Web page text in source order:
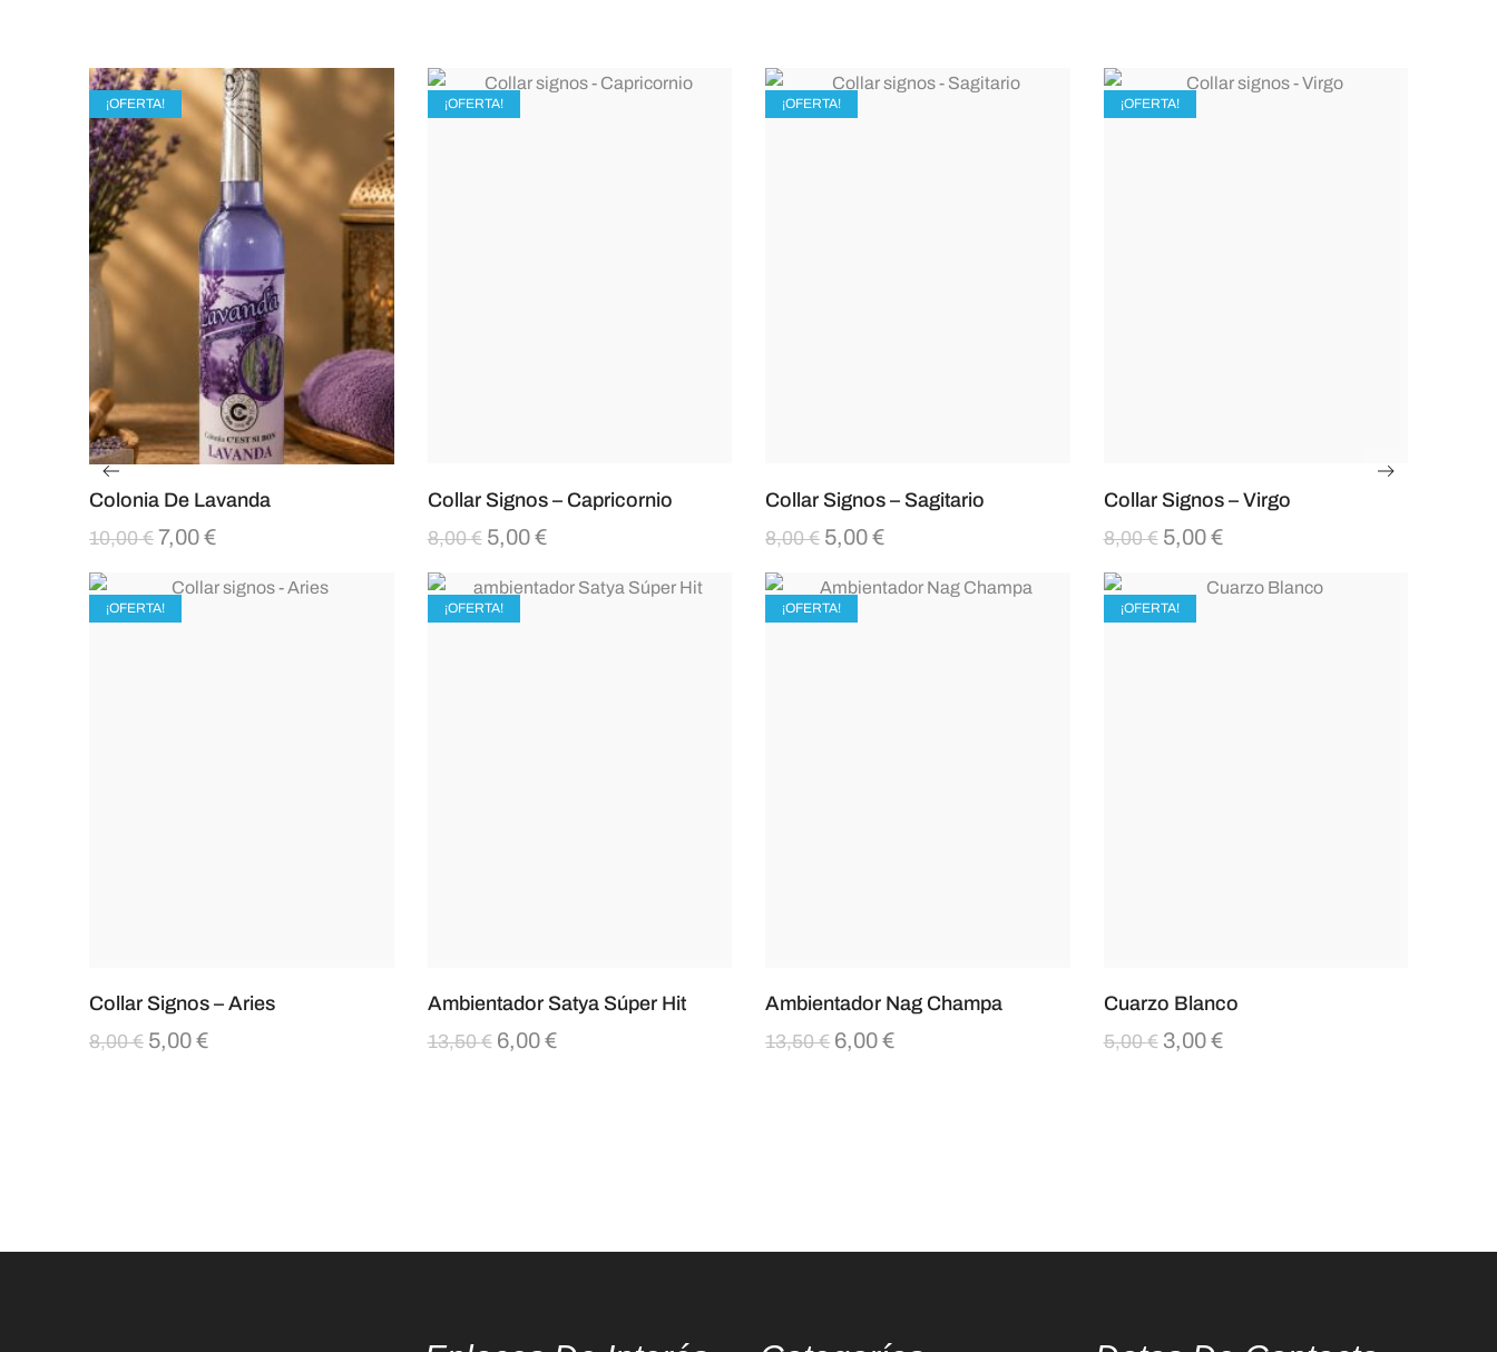
¡OFERTA!
Colonia De Lavanda
10,00€ 7,00€
¡OFERTA!
Collar Signos – Capricornio
8,00€ 5,00€
¡OFERTA!
Collar Signos – Sagitario
8,00€ 5,00€
¡OFERTA!
Collar Signos – Virgo
8,00€ 5,00€
¡OFERTA!
Collar Signos – Aries
8,00€ 5,00€
¡OFERTA!
Ambientador Satya Súper Hit
13,50€ 6,00€
¡OFERTA!
Ambientador Nag Champa
13,50€ 6,00€
¡OFERTA!
Cuarzo Blanco
5,00€ 3,00€